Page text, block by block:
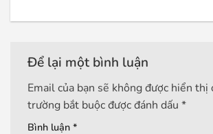
Để lại một bình luận
Email của bạn sẽ không được hiển thị
trường bắt buộc được đánh dấu *
Bình luận *